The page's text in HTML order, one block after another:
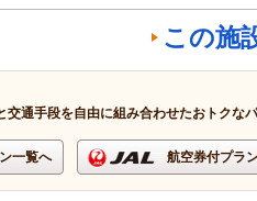
この施
交通手段を自由に組み合わせたおトクな
一覧へ 航空券付プラ